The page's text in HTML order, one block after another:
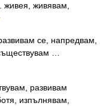
живея, живявам,
се, напредвам,
…
развивам
изпълнявам,